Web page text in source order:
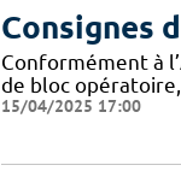
Consignes
Conformément à
de bloc
15/04/2025 17:00